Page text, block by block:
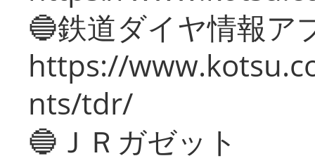
🔵鉄道ダイヤ情報ア
https://
nts/tdr/
🔵ＪＲガゼット